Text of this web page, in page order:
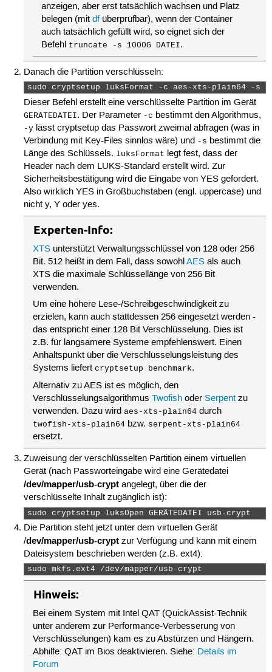
anzeigen, aber erst tatsächlich wachsen und Platz
belegen (mitdfüberprüfbar), wenn der Container
auch tatsächlich gefüllt wird, so eignet sich der
Befehl truncate -s 1000G DATEI.
Danach die Partition verschlüsseln:
sudo cryptsetup luksFormat -c aes-xts-plain64 -s
Dieser Befehl erstellt eine verschlüsselte Partition im Gerät
GERÄTEDATEI. Der Parameter -c bestimmt den Algorithmus,
-y lässt cryptsetup das Passwort zweimal abfragen (was in
Verbindung mit Key-Files sinnlos wäre) und -s bestimmt die
Länge des Schlüssels.luksFormat legt fest, dass der
Header nach dem LUKS-Standard erstellt wird. Zur
Sicherheitsbestätigung wird die Eingabe von YES gefordert.
Also wirklich YES in Großbuchstaben (engl. uppercase) und
nicht y, Y oder yes.
Experten-Info:
XTSunterstützt Verwaltungsschlüssel von 128 oder 256
Bit. 512 heißt in dem Fall, dass sowohlAESals auch
XTS die maximale Schlüssellänge von 256 Bit
verwenden.
Um eine höhere Lese-/Schreibgeschwindigkeit zu
erzielen, kann auch stattdessen 256 eingesetzt werden -
das entspricht einer 128 Bit Verschlüsselung. Dies ist
z.B. für langsamere Systeme empfehlenswert. Einen
Anhaltspunkt über die Verschlüsselungsleistung des
Systems liefert cryptsetup benchmark.
Alternativ zu AES ist es möglich, den
Verschlüsselungsalgorithmus Twofishoder Serpentzu
verwenden. Dazu wird aes-xts-plain64durch
twofish-xts-plain64bzw. serpent-xts-plain64
ersetzt.
Zuweisung der verschlüsselten Partition einem virtuellen
Gerät (nach Passworteingabe wird eine Gerätedatei
/dev/mapper/usb-crypt angelegt, über die der
verschlüsselte Inhalt zugänglich ist):
sudo cryptsetup luksOpen GERÄTEDATEI usb-crypt
Die Partition steht jetzt unter dem virtuellen Gerät
/dev/mapper/usb-crypt zur Verfügung und kann mit einem
Dateisystem beschrieben werden (z.B. ext4):
sudo mkfs.ext4 /dev/mapper/usb-crypt
Hinweis:
Bei einem System mit Intel QAT (QuickAssist-Technik
unter anderem zur Performance-Verbesserung von
Verschlüsselungen) kam es zu Abstürzen und Hängern.
Abhilfe: QAT im Bios deaktivieren. Siehe: Details im
Forum